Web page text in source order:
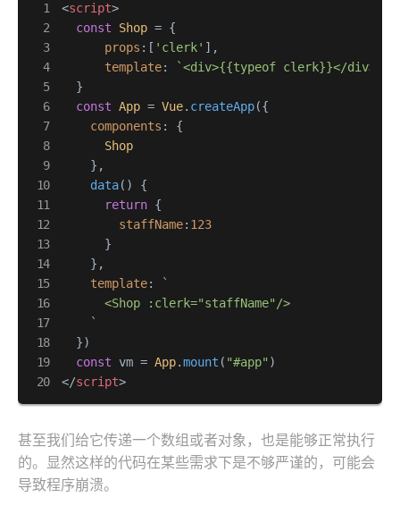
<script>
const
Shop = {
props :[ 'clerk' ],
template:
`<div>{{typeof clerk}}</div>`
  }
const App = Vue. createApp({
components : {
Shop
    },
data( ) {
return {
staffName: 123
      }
    },
template:
`
      <Shop :clerk="staffName"/>
    `
  })
const vm = App.mount ( "#app"
</script>
甚至我们给它传递一个数组或者对象，也是能够正常执行
的。显然这样的代码在某些需求下是不够严谨的，可能会
导致程序崩溃。